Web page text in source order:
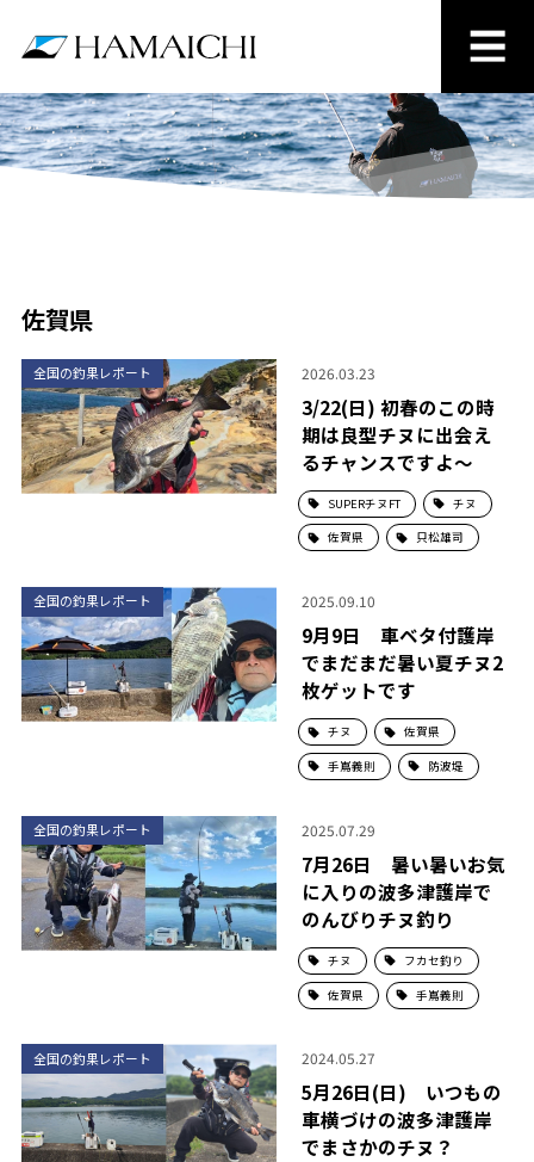
佐賀県
全国の釣果レポート 2026.03.23
3/22(日) 初春のこの時
期は良型チヌに出会え
るチャンスですよ～
SUPERチヌFT チヌ
佐賀県 只松雄司
全国の釣果レポート 2025.09.10
9月9日 車ベタ付護岸
でまだまだ暑い夏チヌ2
枚ゲットです
チヌ 佐賀県
手嶌義則 防波堤
全国の釣果レポート 2025.07.29
7月26日 暑い暑いお気
に入りの波多津護岸で
のんびりチヌ釣り
チヌ フカセ釣り
佐賀県 手嶌義則
全国の釣果レポート 2024.05.27
5月26日(日) いつもの
車横づけの波多津護岸
でまさかのチヌ？